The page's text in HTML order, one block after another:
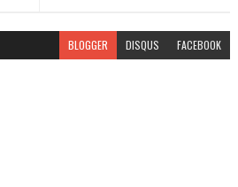
BLOGGER DISQUS FACEBOOK